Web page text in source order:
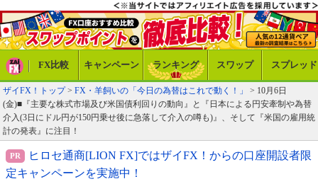
FX比較 キャンペーン ランキング スワップ スプレッド
ザイFX！トップ> FX・羊飼いの「今日の為替はこれで動く！」
> 10月6日
(金)■『主要な株式市場及び米国債利回りの動向』と『日本による円安牽制や為替
介入(3日にドル円が150円乗せ後に急落して介入の噂も)』、そして『米国の雇用統
計の発表』に注目！
ヒロセ通商[LION FX]ではザイFX！からの口座開設者限
定キャンペーンを実施中！